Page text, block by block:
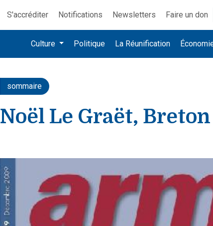
S'accréditer Notifications Newsletters Faire un don
Culture Politique La Réunification
sommaire
Noël Le Graët,